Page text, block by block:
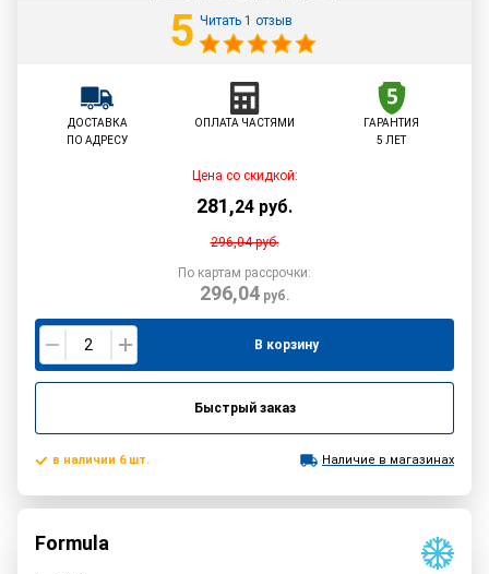
5 Читать 1 отзыв
ДОСТАВКА
ПО АДРЕСУ
ОПЛАТА ЧАСТЯМИ
ГАРАНТИЯ
5 ЛЕТ
Цена со скидкой:
281,24 руб.
296,04руб.
По картам рассрочки:
296,04руб.
В корзину
Быстрый заказ
в наличии 6 шт. Наличие в магазинах
Formula